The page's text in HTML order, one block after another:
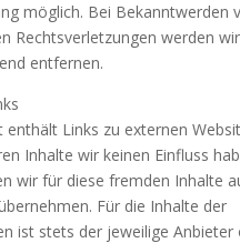
möglich. Bei Bekanntwerden
Rechtsverletzungen werden
entfernen.
enthält Links zu externen
Inhalte wir keinen Einfluss
wir für diese fremden Inhalte
Für die Inhalte der
ist stets der jeweilige Anbieter